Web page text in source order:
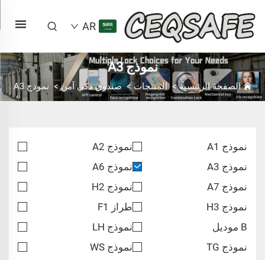
AR
نموذج A3
الصفحة الرئيسية>المنتجات >صندوق ذكي آمن> نموذج A3
نموذج A1
نموذج A2
نموذج A3
نموذج A6
نموذج A7
نموذج H2
نموذج H3
طراز F1
B موديل
نموذج LH
نموذج TG
نموذج WS